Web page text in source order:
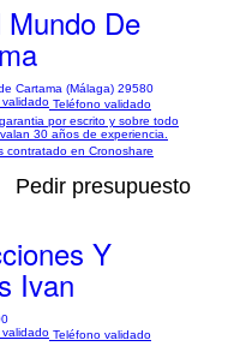
Mundo De
Cartama (Málaga) 29580
Teléfono validado
por escrito y sobre todo
30 años de experiencia.
contratado en Cronoshare
Pedir presupuesto
Y
Ivan
Teléfono validado